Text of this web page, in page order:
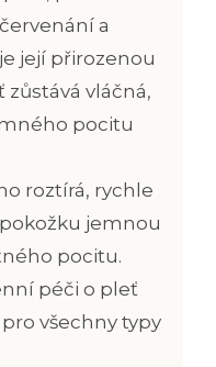
a
její přirozenou
zůstává vláčná,
pocitu
roztírá, rychle
jemnou
pocitu.
péči o pleť
všechny typy